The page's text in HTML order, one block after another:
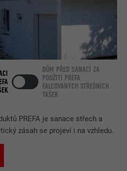
PREFA je sanace střech a
zásah se projeví i na vzhledu.
DŮM PŘED SANACÍ ZA
POUŽITÍ PREFA
FALCOVANÝCH STŘEŠNÍCH
TAŠEK